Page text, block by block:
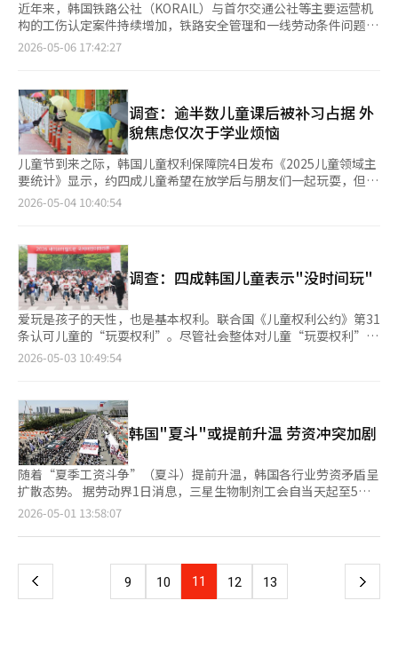
近年来，韩国铁路公社（KORAIL）与首尔交通公社等主要运营机
构的工伤认定案件持续增加，铁路安全管理和一线劳动条件问题再
次受到关注。 韩国国会议员安祥薰办公室6日从韩国劳动者补偿与
90%。同期，韩国铁路公社工伤认定案件也由105起上升至124
起，增幅约18%。 业内分析指出，工伤统计上升在一定程度上与
认定标准放宽、申报范围扩大等制度因素有关。但多名一线员工也
指出，长期夜班轮班、人员不足以及高强度作
2026-05-06 17:42:27
调查：逾半数儿童课后被补习占据 外
貌焦虑仅次于学业烦恼
儿童节到来之际，韩国儿童权利保障院4日发布《2025儿童领域主
要统计》显示，约四成儿童希望在放学后与朋友们一起玩耍，但实
际上却有超过一半的需要在课后前往补习班接受课外辅导，儿童的
意味着韩国儿童与青少年的课后生活与自身意愿存在明显差距。
42.9%的儿童希望在游乐场或网吧同朋友玩耍，但实际能做到的仅
为18.6%，两者相差24.3个百分点。 类似情况也出现在完成家庭作
业方面，希望放学
2026-05-04 10:40:54
调查：四成韩国儿童表示"没时间玩"
爱玩是孩子的天性，也是基本权利。联合国《儿童权利公约》第31
条认可儿童的“玩耍权利”。尽管社会整体对儿童“玩耍权利”认
知水平较高，但四成儿童表示缺乏充足的玩耍时间。 韩国儿童权
发布结果显示，在4分满分的评价体系中，整体儿童权利认知得分
为3.68分，其中“玩耍权”认知为3.69分，分数越高意味着认同程
度越高。 与较高的认知形成鲜明对比的是，儿
2026-05-03 10:49:54
韩国"夏斗"或提前升温 劳资冲突加剧
随着“夏季工资斗争”（夏斗）提前升温，韩国各行业劳资矛盾呈
扩散态势。 据劳动界1日消息，三星生物制剂工会自当天起至5日
实施全面罢工，这也是该公司自2011年成立以来首次全面停工。
由发起部分罢工，但经劳动部门调解未果后，决定升级维权行动。
司营业利润的15%作为绩效奖金发放，并已预告将于本月21日至
下月7日发动总罢工。上月23日在平泽工厂前举行的集会上，约4
2026-05-01 13:58:07
上
页
9 10 11 12 13 下